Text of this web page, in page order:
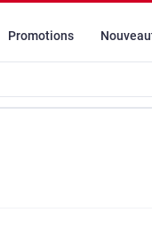
Promotions